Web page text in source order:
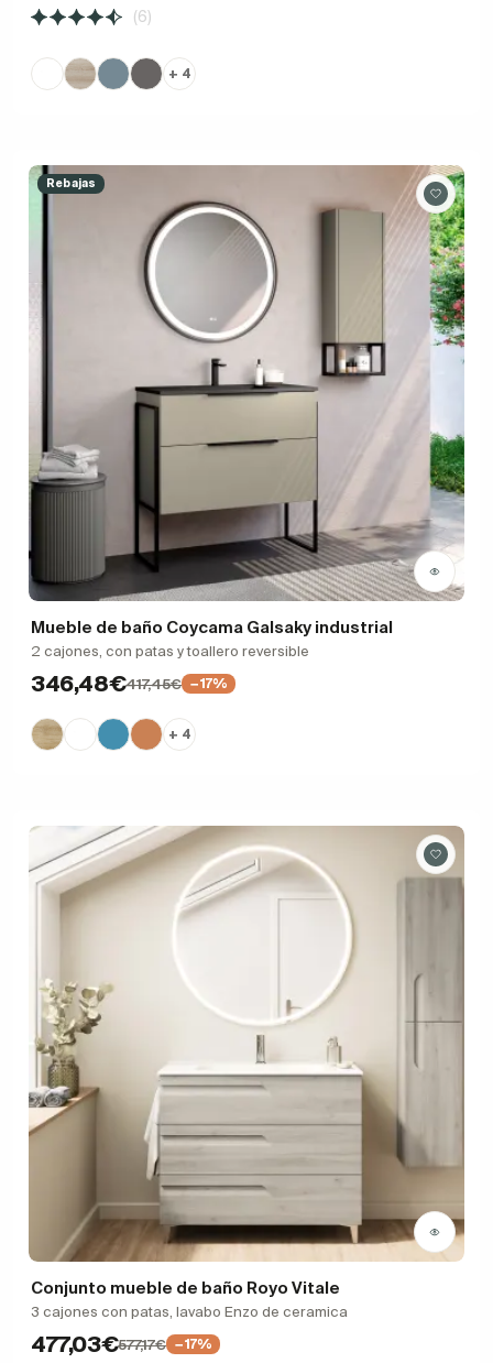
(6)
+ 4
Rebajas
Mueble de baño Coycama Galsaky industrial
2 cajones, con patas y toallero reversible
346,48€417,45€ −17%
+ 4
Conjunto mueble de baño Royo Vitale
3 cajones con patas, lavabo Enzo de ceramica
477,03€577,17€ −17%